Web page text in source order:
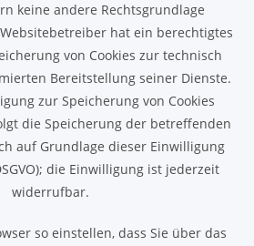
keine andere Rechtsgrundlage
hat ein berechtigtes
von Cookies zur technisch
Bereitstellung seiner Dienste.
zur Speicherung von Cookies
die Speicherung der betreffenden
auf Grundlage dieser Einwilligung
die Einwilligung ist jederzeit
widerrufbar.
so einstellen, dass Sie über das